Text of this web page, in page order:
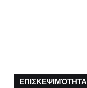
ΕΠΙΣΚΕΨΙΜΌΤΗΤΑ